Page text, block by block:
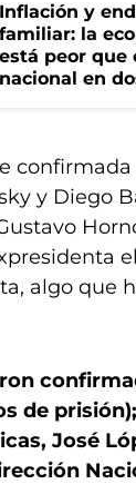
Inflación y
familiar: la
está peor que
nacional en
y Diego
algo que
de
José